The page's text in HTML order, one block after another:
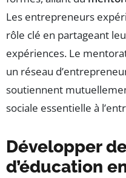
Les entrepreneurs
rôle clé en partageant
expériences. Le
un réseau
soutiennent
sociale essentielle à
Développer
d’éducation